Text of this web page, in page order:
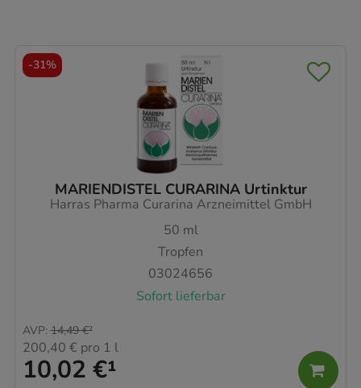
MARIENDISTEL CURARINA Urtinktur
Harras Pharma Curarina Arzneimittel GmbH
50 ml
Tropfen
03024656
Sofort lieferbar
10,02 €¹
AVP: 14,49 €²
200,40 € pro 1 l
-31%